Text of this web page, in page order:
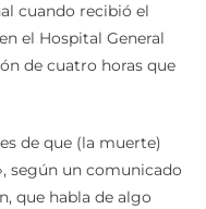
cuando recibió el
el Hospital General
de cuatro horas que
de que (la muerte)
según un comunicado
que habla de algo